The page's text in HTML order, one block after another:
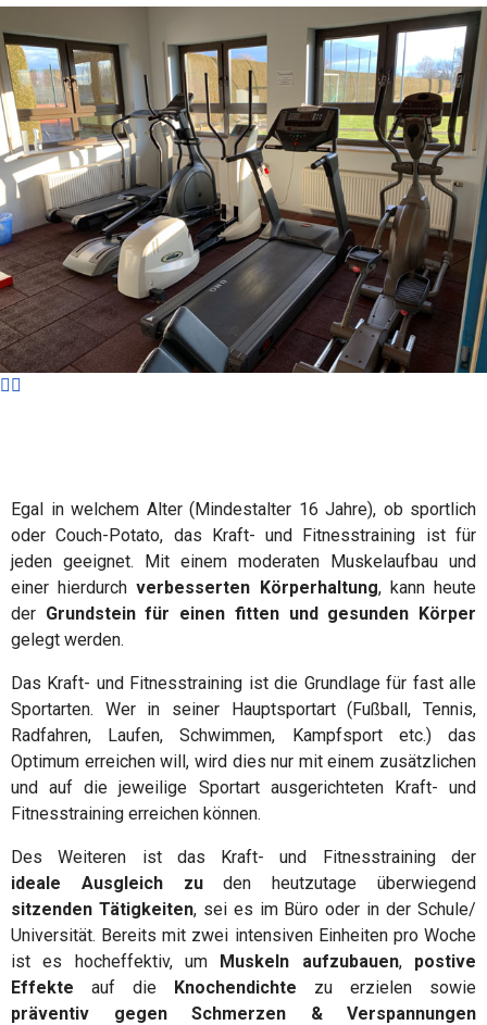
Egal in welchem Alter (Mindestalter 16 Jahre), ob sportlich
oder Couch-Potato, das Kraft- und Fitnesstraining ist für
jeden geeignet. Mit einem moderaten Muskelaufbau und
einer hierdurchverbesserten Körperhaltung, kann heute
der Grundstein für einen fitten und gesunden Körper
gelegt werden.
Das Kraft- und Fitnesstraining ist die Grundlage für fast alle
Sportarten. Wer in seiner Hauptsportart (Fußball, Tennis,
Radfahren, Laufen, Schwimmen, Kampfsport etc.) das
Optimum erreichen will, wird dies nur mit einem zusätzlichen
und auf die jeweilige Sportart ausgerichteten Kraft- und
Fitnesstraining erreichen können.
Des Weiteren ist das Kraft- und Fitnesstraining der
ideale
Ausgleich zuden heutzutage überwiegend
sitzenden Tätigkeiten, sei es im Büro oder in der Schule/
Universität. Bereits mit zwei intensiven Einheiten pro Woche
ist es hocheffektiv, um Muskeln aufzubauen, postive
Effekte auf die Knochendichte zu erzielen sowie
präventiv gegen Schmerzen & Verspannungen